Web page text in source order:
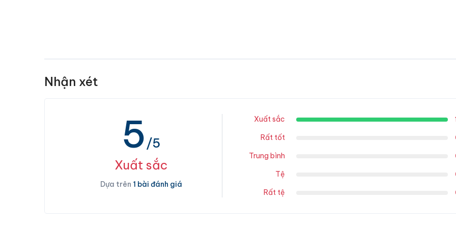
Nhận xét
5 /5
Xuất sắc
Dựa trên 1 bài đánh giá
Xuất sắc
Rất tốt
Trung bình
Tệ
Rất tệ